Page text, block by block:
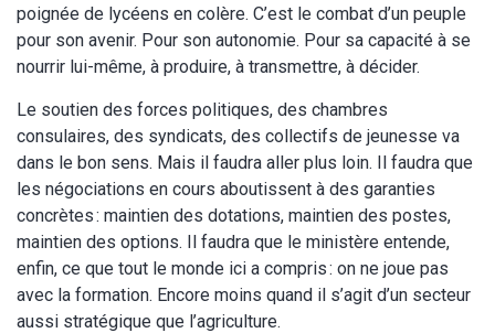
poignée de lycéens en colère. C’est le combat d’un peuple
pour son avenir. Pour son autonomie. Pour sa capacité à se
nourrir lui-même, à produire, à transmettre, à décider.
Le soutien des forces politiques, des chambres
consulaires, des syndicats, des collectifs de jeunesse va
dans le bon sens. Mais il faudra aller plus loin. Il faudra que
les négociations en cours aboutissent à des garanties
concrètes : maintien des dotations, maintien des postes,
maintien des options. Il faudra que le ministère entende,
enfin, ce que tout le monde ici a compris : on ne joue pas
avec la formation. Encore moins quand il s’agit d’un secteur
aussi stratégique que l’agriculture.